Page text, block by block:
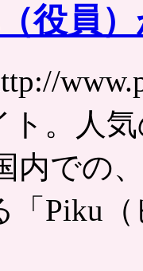
役員
ト。人
内での
「Piku